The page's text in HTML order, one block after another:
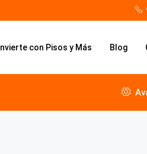
Invierte con Pisos y Más Blog